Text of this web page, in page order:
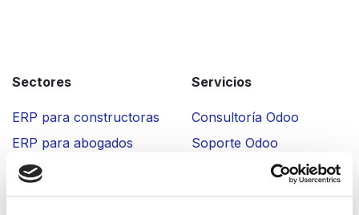
Sectores
ERP para constructoras
ERP para abogados
ERP para restaurantes
ERP para asesorías
Servicios
Consultoría Odoo
Soporte Odoo
Migración de versión
Asesoría fiscal y